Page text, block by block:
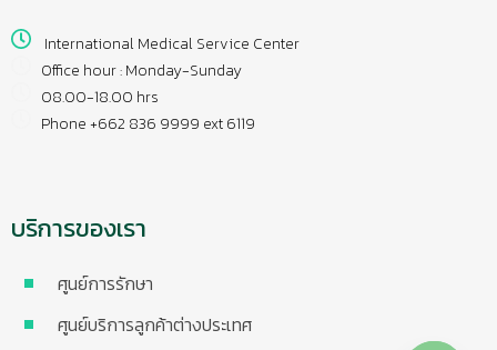
International Medical Service Center
Office hour : Monday-Sunday
08.00-18.00 hrs
Phone +662 836 9999 ext 6119
บริการของเรา
ศูนย์การรักษา
ศูนย์บริการลูกค้าต่างประเทศ